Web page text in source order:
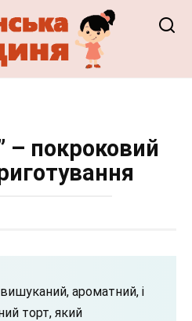
– покроковий
ароматний, і
торт, який